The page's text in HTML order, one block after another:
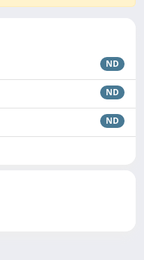
ND
ND
ND